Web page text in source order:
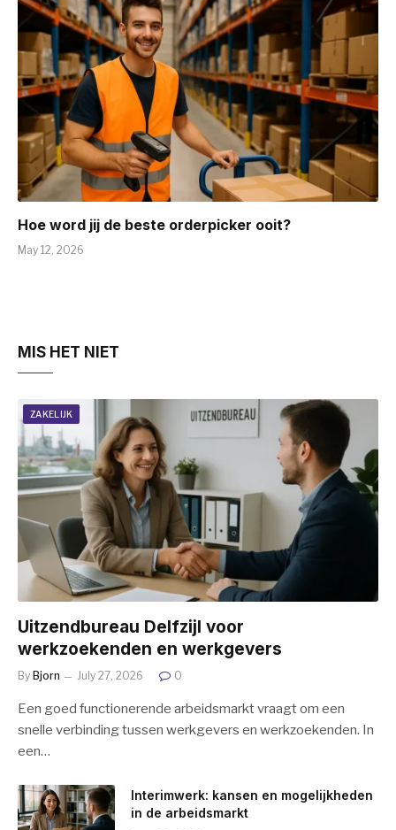
Hoe word jij de beste orderpicker ooit?
May 12, 2026
MIS HET NIET
ZAKELIJK
Uitzendbureau Delfzijl voor
werkzoekenden en werkgevers
By Bjorn July 27, 2026 0
Een goed functionerende arbeidsmarkt vraagt om een
snelle verbinding tussen werkgevers en werkzoekenden. In
een…
Interimwerk: kansen en mogelijkheden
in de arbeidsmarkt